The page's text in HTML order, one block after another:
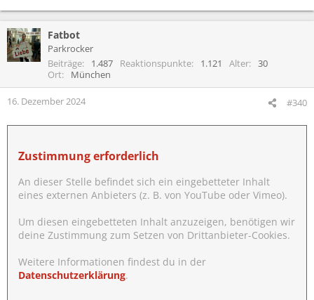
deine Zustimmung zum Setzen von Drittanbieter-Cookies.
Weitere Informationen findest du in der
Datenschutzerklärung.
Drittanbieter-Cookies akzeptieren
Fatbot
Parkrocker
Beiträge
1.487 Reaktionspunkte 1.121 Alter
30
Ort
München
16. Dezember 2024 #340
Zustimmung erforderlich
An dieser Stelle befindet sich ein eingebetteter Inhalt
eines externen Anbieters (z. B. von YouTube oder Vimeo).
Um diesen eingebetteten Inhalt anzuzeigen, benötigen wir
deine Zustimmung zum Setzen von Drittanbieter-Cookies.
Weitere Informationen findest du in der
Datenschutzerklärung.